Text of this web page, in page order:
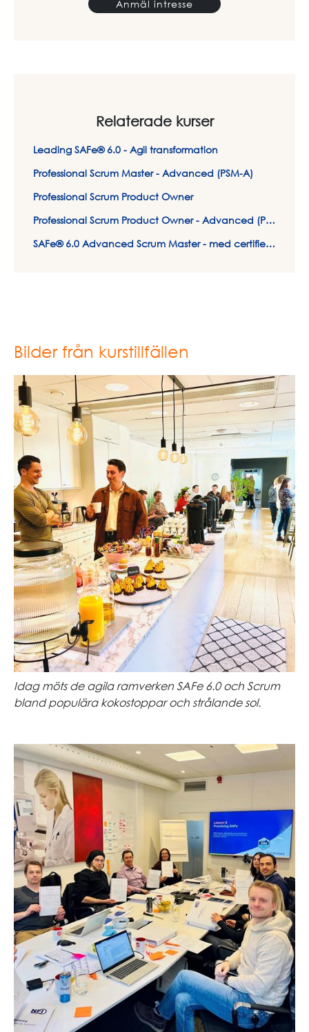
Anmäl intresse
Relaterade kurser
Leading SAFe® 6.0 - Agil transformation
Professional Scrum Master - Advanced (PSM-A)
Professional Scrum Product Owner
Professional Scrum Product Owner - Advanced (PSPO-A)
SAFe® 6.0 Advanced Scrum Master - med certifiering
Bilder från kurstillfällen
Idag möts de agila ramverken SAFe 6.0 och Scrum
bland populära kokostoppar och strålande sol.